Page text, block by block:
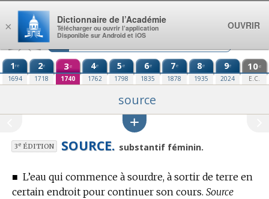
Aller au contenu
1re
1694
2e
1718
3e
1740
4e
1762
5e
1798
6e
1835
7e
1878
8e
1935
9e
2024
10e
E.C.
source
3eÉDITION SOURCE. substantif féminin.
■ L’eau qui commence à sourdre, à sortir de terre en
certain endroit pour continuer son cours. Source
×
Dictionnaire de l’Académie
Télécharger ou ouvrir l’application
Disponible sur Android et iOS
OUVRIR